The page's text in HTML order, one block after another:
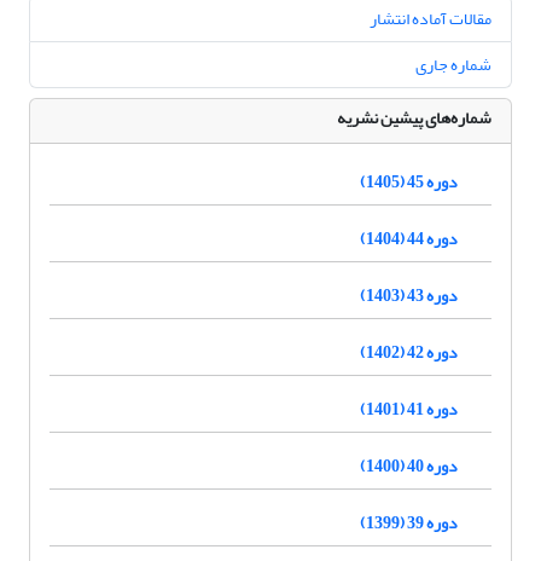
مقالات آماده انتشار
شماره جاری
شماره‌های پیشین نشریه
دوره 45 (1405)
دوره 44 (1404)
دوره 43 (1403)
دوره 42 (1402)
دوره 41 (1401)
دوره 40 (1400)
دوره 39 (1399)